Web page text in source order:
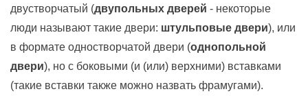
двустворчатый (двупольных дверей - некоторые
люди называют такие двери: штульповые двери), или
в формате одностворчатой двери (однопольной
двери), но с боковыми (и (или) верхними) вставками
(такие вставки также можно назвать фрамугами).